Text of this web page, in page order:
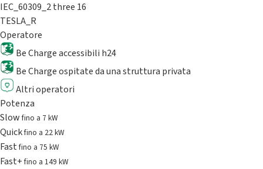
IEC_60309_2 three 16
TESLA_R
Operatore
Be Charge accessibili h24
Be Charge ospitate da una struttura privata
Altri operatori
Potenza
Slowfino a 7 kW
Quickfino a 22 kW
Fastfino a 75 kW
Fast+fino a 149 kW